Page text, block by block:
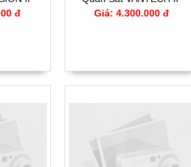
đ
CCTV - 3304IP
Giá: 4.300.000 đ